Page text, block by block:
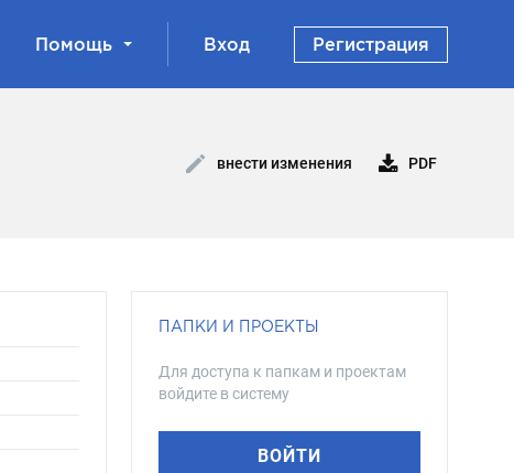
Помощь Вход Регистрация
внести изменения PDF
ПАПКИ И ПРОЕКТЫ
Для доступа к папкам и проектам
войдите в систему
ВОЙТИ